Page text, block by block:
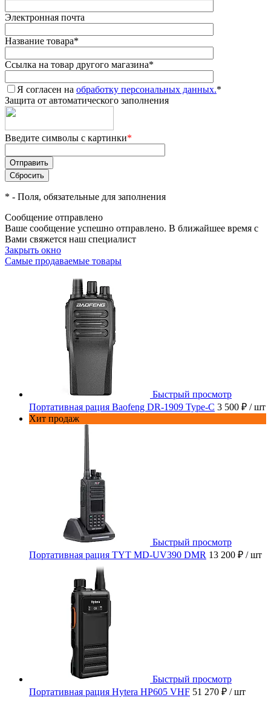
Электронная почта
Название товара*
Ссылка на товар другого магазина*
Я согласен на обработку персональных данных.*
Защита от автоматического заполнения
Введите символы с картинки*
* - Поля, обязательные для заполнения
Сообщение отправлено
Ваше сообщение успешно отправлено. В ближайшее время с
Вами свяжется наш специалист
Закрыть окно
Самые продаваемые товары
Быстрый просмотр
Портативная рация Baofeng DR-1909 Type-C 3 500 ₽ / шт
Хит продаж
Быстрый просмотр
Портативная рация TYT MD-UV390 DMR 13 200 ₽ / шт
Быстрый просмотр
Портативная рация Hytera HP605 VHF 51 270 ₽ / шт